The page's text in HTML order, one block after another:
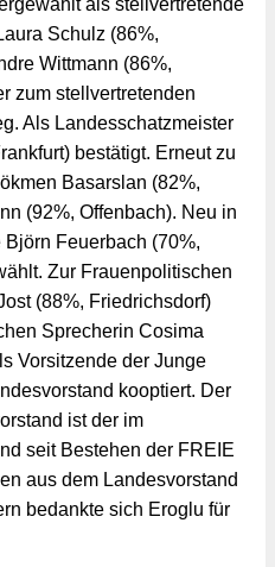
als stellvertretende
Schulz (86%,
Wittmann (86%,
zum stellvertretenden
Als Landesschatzmeister
bestätigt. Erneut zu
Basarslan (82%,
(92%, Offenbach). Neu in
Feuerbach (70%,
Zur Frauenpolitischen
(88%, Friedrichsdorf)
Sprecherin Cosima
Vorsitzende der Junge
kooptiert. Der
ist der im
seit Bestehen der FREIE
aus dem Landesvorstand
bedankte sich Eroglu für